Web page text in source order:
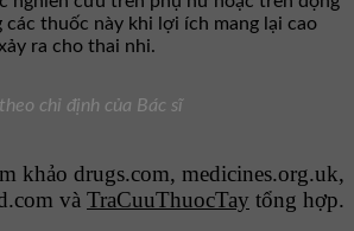
các thuốc này khi lợi ích mang lại cao
ra cho thai nhi.
chỉ định của Bác sĩ
khảo drugs.com, medicines.org.uk,
và TraCuuThuocTay tổng hợp.